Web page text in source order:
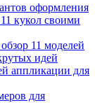
оформления
кукол своими
11 моделей
идей
аппликации для
для